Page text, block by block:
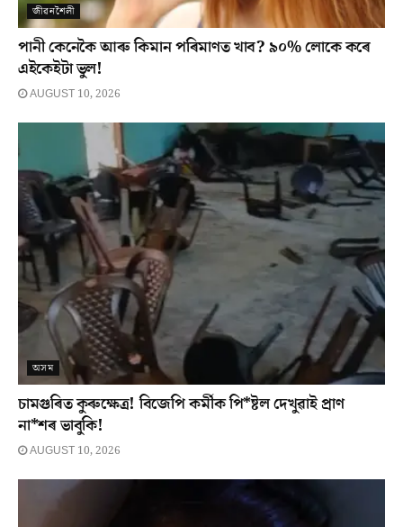
জীৱনশৈলী
পানী কেনেকৈ আৰু কিমান পৰিমাণত খাব? ৯০% লোকে কৰে
এইকেইটা ভুল!
AUGUST 10, 2026
অসম
চামগুৰিত কুৰুক্ষেত্ৰ! বিজেপি কৰ্মীক পি*ষ্টল দেখুৱাই প্ৰাণ
না*শৰ ভাবুকি!
AUGUST 10, 2026